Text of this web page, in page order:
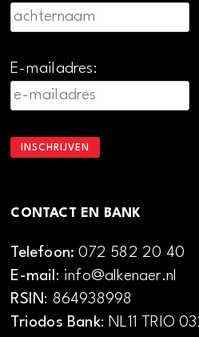
E-mailadres:
CONTACT EN BANK
Telefoon:072 582 20 40
E-mail: info@alkenaer.nl
RSIN: 864938998
Triodos Bank: NL11 TRIO